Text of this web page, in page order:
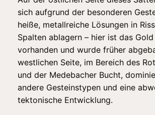
sich aufgrund der besonderen
heiße, metallreiche Lösungen in
Spalten ablagern – hier ist das
vorhanden und wurde früher
westlichen Seite, im Bereich des
und der Medebacher Bucht,
andere Gesteinstypen und eine
tektonische Entwicklung.